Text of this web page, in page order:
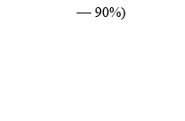
— 90%)